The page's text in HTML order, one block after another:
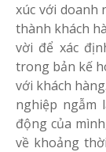
xúc với doanh
thành khách
vời để xác
trong bản kế
với khách
nghiệp ngẫm
động của
về khoảng